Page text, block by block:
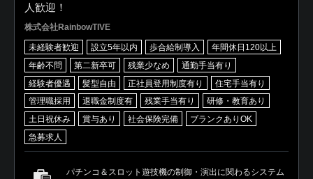
人歓迎！
株式会社RainbowTIVE
未経験者歓迎 設立5年以内 歩合給制導入
年間休日120以上
年齢不問
第二新卒可 残業少なめ
通勤手当有り
経験者優遇
髪型自由 正社員登用制度有り
住宅手当有り
管理職採用
退職金制度有 残業手当有り
研修・教育あり
土日祝休み
賞与あり 社会保険完備
ブランクありOK
急募求人
パチンコ＆スロット遊技機の制御・演出に関わるシステム